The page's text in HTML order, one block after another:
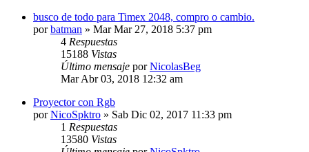
busco de todo para Timex 2048, compro o cambio.
porbatman » Mar Mar 27, 2018 5:37 pm
4 Respuestas
15188 Vistas
Último mensaje porNicolasBeg
Mar Abr 03, 2018 12:32 am
Proyector con Rgb
porNicoSpktro » Sab Dic 02, 2017 11:33 pm
1 Respuestas
13580 Vistas